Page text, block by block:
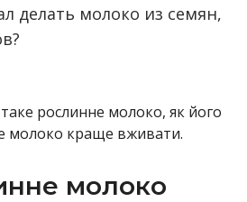
делать молоко из семян,
рослинне молоко, як його
молоко краще вживати.
молоко